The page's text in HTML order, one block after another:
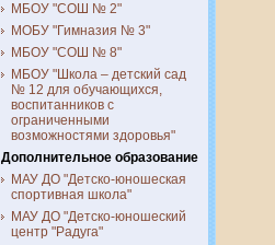
МБОУ "СОШ № 2"
МОБУ "Гимназия № 3"
МБОУ "СОШ № 8"
МБОУ "Школа – детский сад
№ 12 для обучающихся,
воспитанников с
ограниченными
возможностями здоровья"
Дополнительное образование
МАУ ДО "Детско-юношеская
спортивная школа"
МАУ ДО "Детско-юношеский
центр "Радуга"